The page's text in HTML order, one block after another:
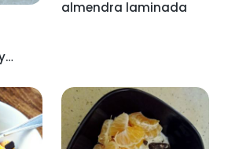
almendra laminada